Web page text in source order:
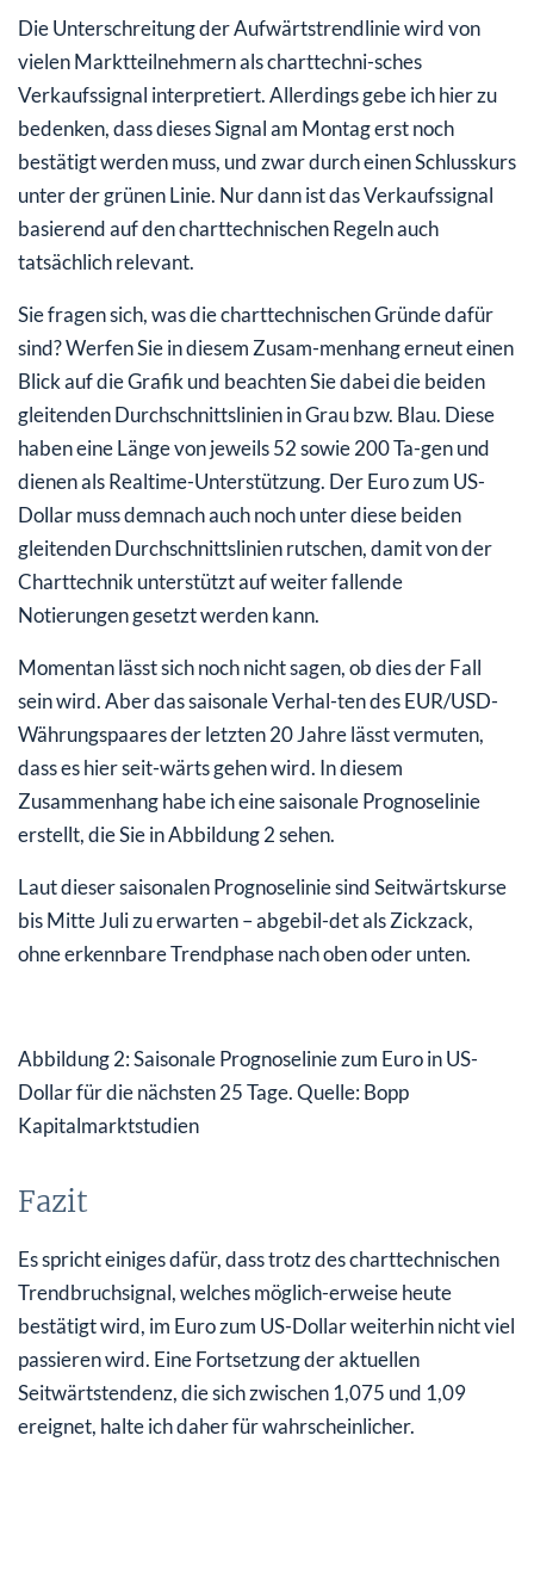
Die Unterschreitung der Aufwärtstrendlinie wird von
vielen Marktteilnehmern als charttechni-sches
Verkaufssignal interpretiert. Allerdings gebe ich hier zu
bedenken, dass dieses Signal am Montag erst noch
bestätigt werden muss, und zwar durch einen Schlusskurs
unter der grünen Linie. Nur dann ist das Verkaufssignal
basierend auf den charttechnischen Regeln auch
tatsächlich relevant.
Sie fragen sich, was die charttechnischen Gründe dafür
sind? Werfen Sie in diesem Zusam-menhang erneut einen
Blick auf die Grafik und beachten Sie dabei die beiden
gleitenden Durchschnittslinien in Grau bzw. Blau. Diese
haben eine Länge von jeweils 52 sowie 200 Ta-gen und
dienen als Realtime-Unterstützung. Der Euro zum US-
Dollar muss demnach auch noch unter diese beiden
gleitenden Durchschnittslinien rutschen, damit von der
Charttechnik unterstützt auf weiter fallende
Notierungen gesetzt werden kann.
Momentan lässt sich noch nicht sagen, ob dies der Fall
sein wird. Aber das saisonale Verhal-ten des EUR/USD-
Währungspaares der letzten 20 Jahre lässt vermuten,
dass es hier seit-wärts gehen wird. In diesem
Zusammenhang habe ich eine saisonale Prognoselinie
erstellt, die Sie in Abbildung 2 sehen.
Laut dieser saisonalen Prognoselinie sind Seitwärtskurse
bis Mitte Juli zu erwarten – abgebil-det als Zickzack,
ohne erkennbare Trendphase nach oben oder unten.
Abbildung 2: Saisonale Prognoselinie zum Euro in US-
Dollar für die nächsten 25 Tage. Quelle: Bopp
Kapitalmarktstudien
Fazit
Es spricht einiges dafür, dass trotz des charttechnischen
Trendbruchsignal, welches möglich-erweise heute
bestätigt wird, im Euro zum US-Dollar weiterhin nicht viel
passieren wird. Eine Fortsetzung der aktuellen
Seitwärtstendenz, die sich zwischen 1,075 und 1,09
ereignet, halte ich daher für wahrscheinlicher.